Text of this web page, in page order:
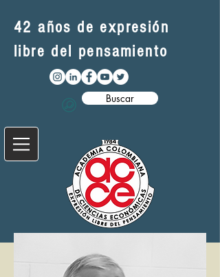
42 años de expresión
libre del pensamiento
Buscar